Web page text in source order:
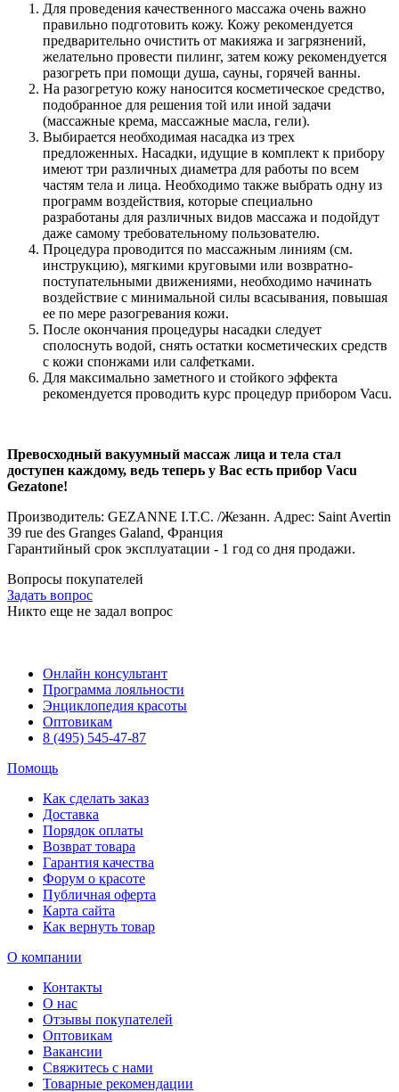
Для проведения качественного массажа очень важно
правильно подготовить кожу. Кожу рекомендуется
предварительно очистить от макияжа и загрязнений,
желательно провести пилинг, затем кожу рекомендуется
разогреть при помощи душа, сауны, горячей ванны.
На разогретую кожу наносится косметическое средство,
подобранное для решения той или иной задачи
(массажные крема, массажные масла, гели).
Выбирается необходимая насадка из трех
предложенных. Насадки, идущие в комплект к прибору
имеют три различных диаметра для работы по всем
частям тела и лица. Необходимо также выбрать одну из
программ воздействия, которые специально
разработаны для различных видов массажа и подойдут
даже самому требовательному пользователю.
Процедура проводится по массажным линиям (см.
инструкцию), мягкими круговыми или возвратно-
поступательными движениями, необходимо начинать
воздействие с минимальной силы всасывания, повышая
ее по мере разогревания кожи.
После окончания процедуры насадки следует
сполоснуть водой, снять остатки косметических средств
с кожи спонжами или салфетками.
Для максимально заметного и стойкого эффекта
рекомендуется проводить курс процедур прибором Vacu.
Превосходный вакуумный массаж лица и тела стал
доступен каждому, ведь теперь у Вас есть прибор Vacu
Gezatone!
Производитель: GEZANNE I.T.C. /Жезанн. Адрес: Saint Avertin
39 rue des Granges Galand, Франция
Гарантийный срок эксплуатации - 1 год со дня продажи.
Вопросы покупателей
Задать вопрос
Никто еще не задал вопрос
Онлайн консультант
Программа лояльности
Энциклопедия красоты
Оптовикам
8 (495) 545-47-87
Помощь
Как сделать заказ
Доставка
Порядок оплаты
Возврат товара
Гарантия качества
Форум о красоте
Публичная оферта
Карта сайта
Как вернуть товар
О компании
Контакты
О нас
Отзывы покупателей
Оптовикам
Вакансии
Свяжитесь с нами
Товарные рекомендации